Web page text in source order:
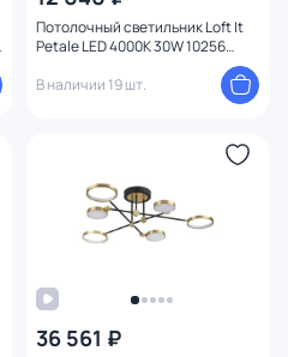
Потолочный светильник Loft It
Petale LED 4000К 30W 10256
В наличии 19 шт.
36 561 ₽